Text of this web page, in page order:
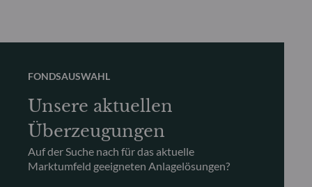
FONDSAUSWAHL
Unsere aktuellen
Überzeugungen
Auf der Suche nach für das aktuelle
Marktumfeld geeigneten Anlagelösungen?